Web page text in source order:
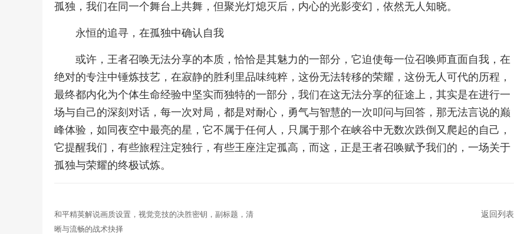
孤独，我们在同一个舞台上共舞，但聚光灯熄灭后，内心的光影变幻，依然无人知晓。
永恒的追寻，在孤独中确认自我
或许，王者召唤无法分享的本质，恰恰是其魅力的一部分，它迫使每一位召唤师直面自我，在
绝对的专注中锤炼技艺，在寂静的胜利里品味纯粹，这份无法转移的荣耀，这份无人可代的历程，
最终都内化为个体生命经验中坚实而独特的一部分，我们在这无法分享的征途上，其实是在进行一
场与自己的深刻对话，每一次对局，都是对耐心，勇气与智慧的一次叩问与回答，那无法言说的巅
峰体验，如同夜空中最亮的星，它不属于任何人，只属于那个在峡谷中无数次跌倒又爬起的自己，
它提醒我们，有些旅程注定独行，有些王座注定孤高，而这，正是王者召唤赋予我们的，一场关于
孤独与荣耀的终极试炼。
和平精英解说画质设置，视觉竞技的决胜密钥，副标题，清
晰与流畅的战术抉择
返回列表